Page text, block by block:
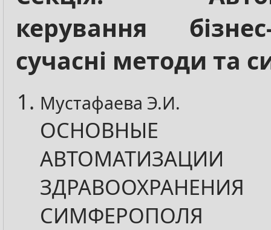
керування
сучасні методи та
Мустафаева Э.И.
ОСНОВНЫЕ
СИМФЕРОПОЛЯ